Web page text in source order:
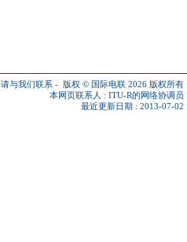
请与我们联系 - 版权 © 国际电联 2026 版权所有
本网页联系人 : ITU-R的网络协调员
最近更新日期 : 2013-07-02